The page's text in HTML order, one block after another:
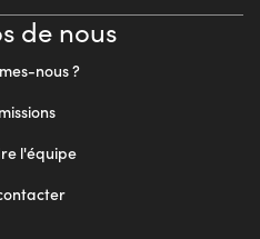
de nous
nous ?
l'équipe